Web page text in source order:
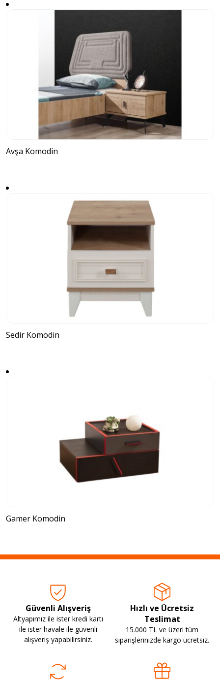
Avşa Komodin
Sedir Komodin
Gamer Komodin
Güvenli Alışveriş
Altyapımız ile ister kredi kartı
ile ister havale ile güvenli
alışveriş yapabilirsiniz.
Hızlı ve Ücretsiz
Teslimat
15.000 TL ve üzeri tüm
siparişlerinizde kargo ücretsiz.